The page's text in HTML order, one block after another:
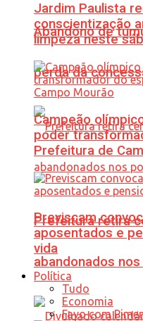
Abandono de
perda da
Prefeitura retira
abandonados
Jardim Paulista
conscientização
limpeza neste
Campeão
poder
Prefeitura de
Previscam
aposentados e
vida
Política
Tudo
Economia
Favo com